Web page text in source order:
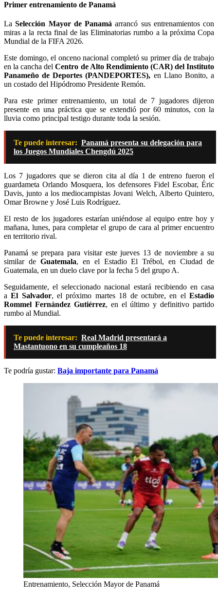
Primer entrenamiento de Panamá
LaSelección Mayor de Panamá arrancó sus entrenamientos con
miras a la recta final de las Eliminatorias rumbo a la próxima Copa
Mundial de la FIFA 2026.
Este domingo, el onceno nacional completó su primer día de trabajo
en la cancha delCentro de Alto Rendimiento (CAR) del Instituto
Panameño de Deportes (PANDEPORTES), en Llano Bonito, a
un costado del Hipódromo Presidente Remón.
Para este primer entrenamiento, un total de 7 jugadores dijeron
presente en una práctica que se extendió por 60 minutos, con la
lluvia como principal testigo durante toda la sesión.
Te puede interesar: Panamá presenta su delegación para
los Juegos Mundiales Chengdú 2025
Los 7 jugadores que se dieron cita al día 1 de entreno fueron el
guardameta Orlando Mosquera, los defensores Fidel Escobar, Éric
Davis, junto a los mediocampistas Jovani Welch, Alberto Quintero,
Omar Browne y José Luis Rodríguez.
El resto de los jugadores estarían uniéndose al equipo entre hoy y
mañana, lunes, para completar el grupo de cara al primer encuentro
en territorio rival.
Panamá se prepara para visitar este jueves 13 de noviembre a su
similar de Guatemala, en el Estadio El Trébol, en Ciudad de
Guatemala, en un duelo clave por la fecha 5 del grupo A.
Seguidamente, el seleccionado nacional estará recibiendo en casa
aEl Salvador, el próximo martes 18 de octubre, en elEstadio
Rommel Fernández Gutiérrez, en el último y definitivo partido
rumbo al Mundial.
Te puede interesar: Real Madrid presentará a
Mastantuono en su cumpleaños 18
Te podría gustar: Baja importante para Panamá
Entrenamiento, Selección Mayor de Panamá